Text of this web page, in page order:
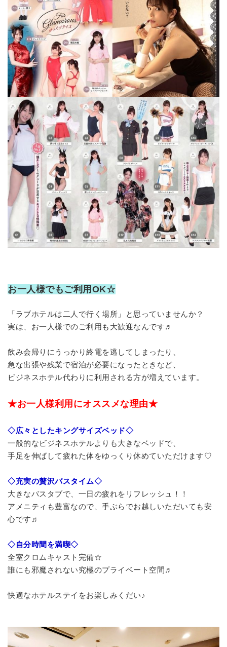
お一人様でもご利用OK☆
「ラブホテルは二人で行く場所」と思っていませんか？
実は、お一人様でのご利用も大歓迎なんです♬
飲み会帰りにうっかり終電を逃してしまったり、
急な出張や残業で宿泊が必要になったときなど、
ビジネスホテル代わりに利用される方が増えています。
★お一人様利用にオススメな理由★
◇広々としたキングサイズベッド◇
一般的なビジネスホテルよりも大きなベッドで、
手足を伸ばして疲れた体をゆっくり休めていただけます♡
◇充実の贅沢バスタイム◇
大きなバスタブで、一日の疲れをリフレッシュ！！
アメニティも豊富なので、手ぶらでお越しいただいても安
心です♬
◇自分時間を満喫◇
全室クロムキャスト完備☆
誰にも邪魔されない究極のプライベート空間♬
快適なホテルステイをお楽しみくだい♪